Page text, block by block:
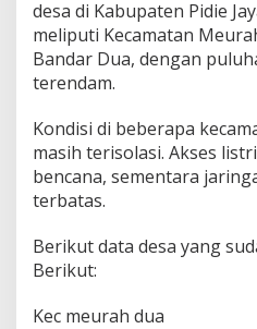
desa di Kabupaten Pidie
meliputi Kecamatan
Bandar Dua, dengan
terendam.
Kondisi di beberapa
masih terisolasi. Akses
bencana, sementara
terbatas.
Berikut data desa yang
Berikut:
Kec meurah dua